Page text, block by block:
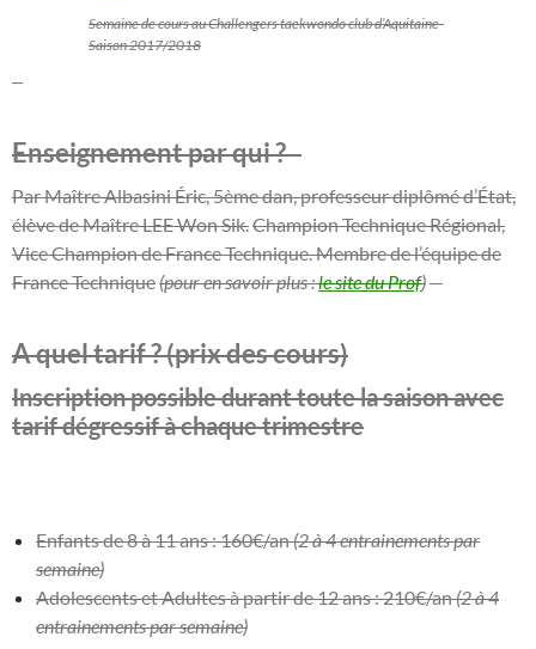
Semaine de cours au Challengers taekwondo club d’Aquitaine-
Saison 2017/2018
–
Enseignement par qui ?–
Par Maître Albasini Éric, 5ème dan, professeur diplômé d’État,
élève de Maître LEE Won Sik.Champion Technique Régional,
Vice Champion de France Technique. Membre de l’équipe de
France Technique(pour en savoir plus :le site du Prof)-*
A quel tarif ? (prix des cours)
Inscription possible durant toute la saison avec
tarif dégressif à chaque trimestre
Enfants de 8 à 11 ans : 160€/an(2 à 4 entrainements par
semaine)
Adolescents et Adultes à partir de 12 ans : 210€/an(2 à 4
entrainements par semaine)